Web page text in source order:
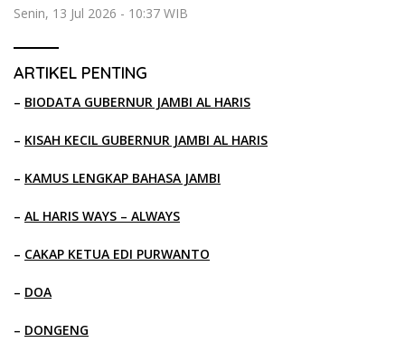
Senin, 13 Jul 2026 - 10:37 WIB
ARTIKEL PENTING
– BIODATA GUBERNUR JAMBI AL HARIS
– KISAH KECIL GUBERNUR JAMBI AL HARIS
– KAMUS LENGKAP BAHASA JAMBI
– AL HARIS WAYS – ALWAYS
– CAKAP KETUA EDI PURWANTO
– DOA
– DONGENG